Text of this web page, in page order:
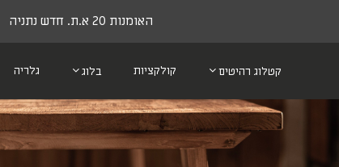
האומנות 20 א.ת. חדש נתניה
קטלוג רהיטים קולקציות בלוג גלריה